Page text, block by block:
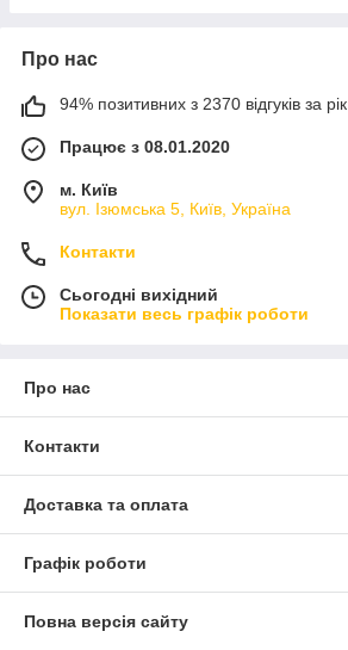
Про нас
94% позитивних з 2370 відгуків за рік
Працює з 08.01.2020
м. Київ
вул. Ізюмська 5, Київ, Україна
Контакти
Сьогодні вихідний
Показати весь графік роботи
Про нас
Контакти
Доставка та оплата
Графік роботи
Повна версія сайту